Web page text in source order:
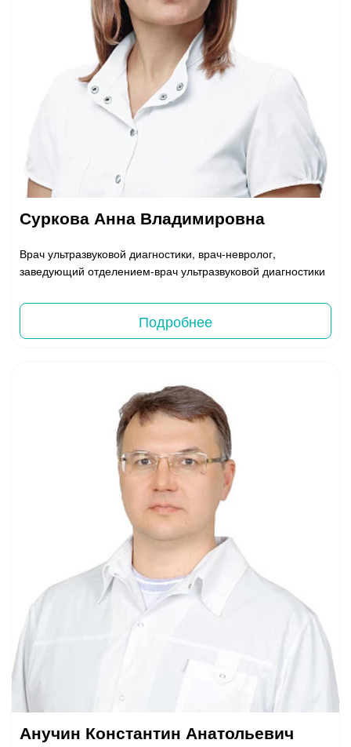
Суркова Анна Владимировна
Врач ультразвуковой диагностики, врач-невролог,
заведующий отделением-врач ультразвуковой диагностики
Подробнее
Анучин Константин Анатольевич